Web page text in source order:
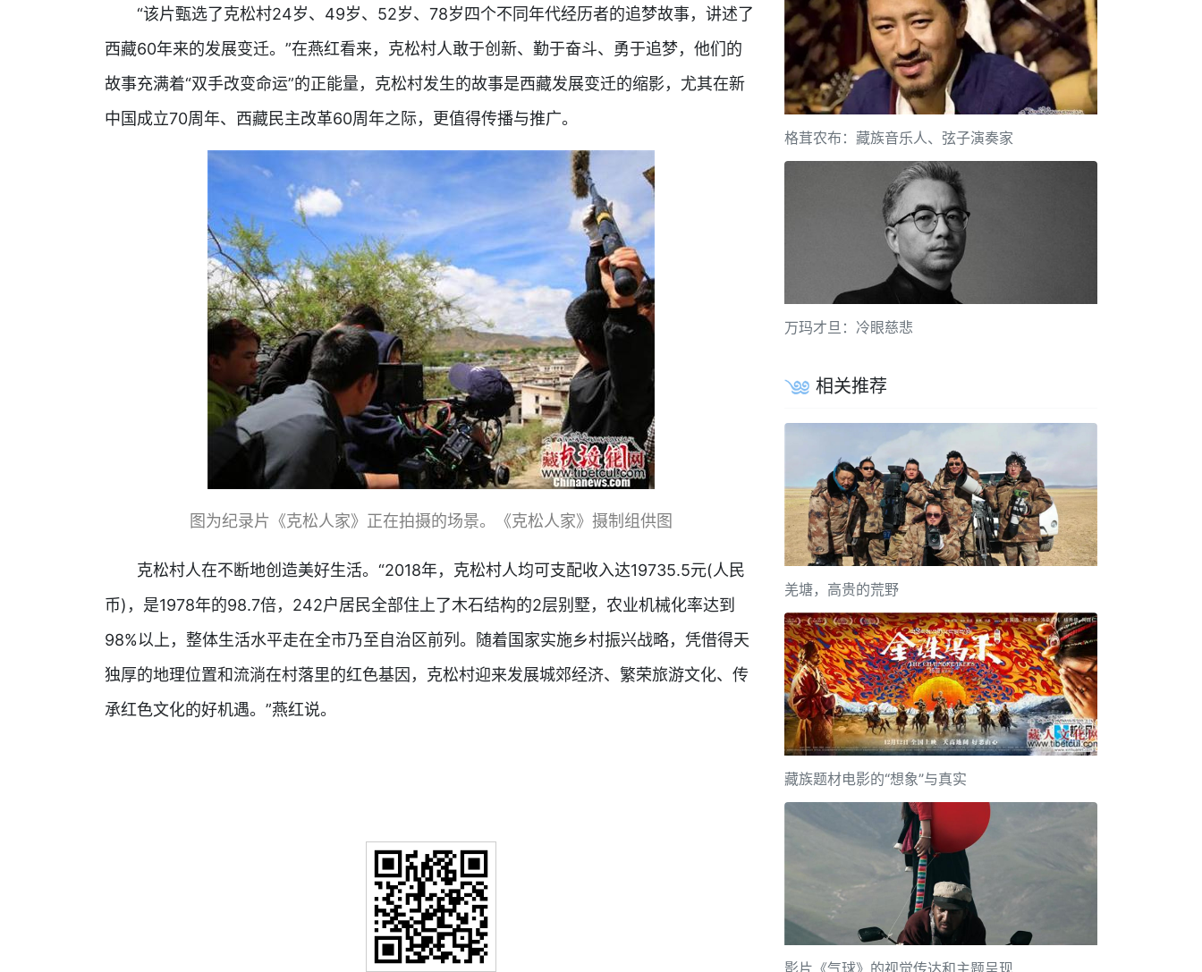
“该片甄选了克松村24岁、49岁、52岁、78岁四个不同年代经历者的追梦故事，讲述了
西藏60年来的发展变迁。”在燕红看来，克松村人敢于创新、勤于奋斗、勇于追梦，他们的
故事充满着“双手改变命运”的正能量，克松村发生的故事是西藏发展变迁的缩影，尤其在新
中国成立70周年、西藏民主改革60周年之际，更值得传播与推广。
图为纪录片《克松人家》正在拍摄的场景。《克松人家》摄制组供图
克松村人在不断地创造美好生活。“2018年，克松村人均可支配收入达19735.5元(人民
币)，是1978年的98.7倍，242户居民全部住上了木石结构的2层别墅，农业机械化率达到
98%以上，整体生活水平走在全市乃至自治区前列。随着国家实施乡村振兴战略，凭借得天
独厚的地理位置和流淌在村落里的红色基因，克松村迎来发展城郊经济、繁荣旅游文化、传
承红色文化的好机遇。”燕红说。
格茸农布：藏族音乐人、弦子演奏家
万玛才旦：冷眼慈悲
相关推荐
羌塘，高贵的荒野
藏族题材电影的“想象”与真实
影片《气球》的视觉传达和主题呈现